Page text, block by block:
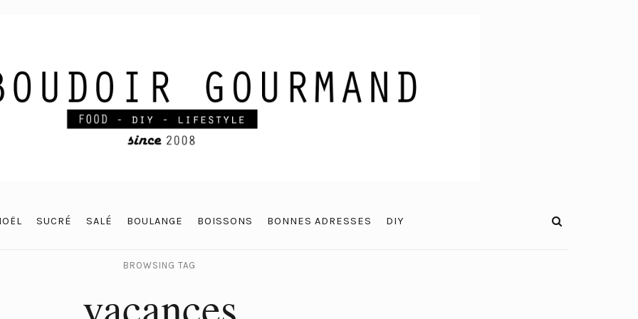
SUCRÉ SALÉ BOULANGE BOISSONS BONNES ADRESSES DIY
BROWSING TAG
vacances